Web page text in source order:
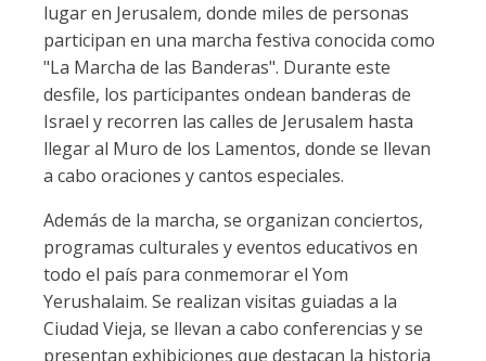
lugar en Jerusalem, donde miles de personas
participan en una marcha festiva conocida como
"La Marcha de las Banderas". Durante este
desfile, los participantes ondean banderas de
Israel y recorren las calles de Jerusalem hasta
llegar al Muro de los Lamentos, donde se llevan
a cabo oraciones y cantos especiales.
Además de la marcha, se organizan conciertos,
programas culturales y eventos educativos en
todo el país para conmemorar el Yom
Yerushalaim. Se realizan visitas guiadas a la
Ciudad Vieja, se llevan a cabo conferencias y se
presentan exhibiciones que destacan la historia